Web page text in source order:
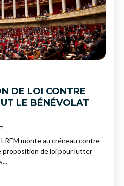
DE LOI CONTRE
LE BÉNÉVOLAT
monte au créneau contre
proposition de loi pour lutter